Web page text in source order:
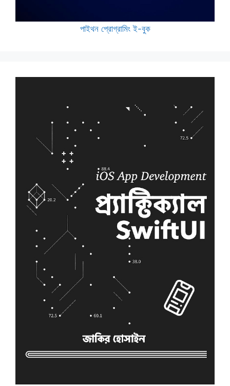
পাইথন প্রোগ্রামিং ই-বুক